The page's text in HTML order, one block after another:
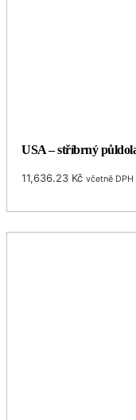
USA – stříbrný
11,636.23 Kč včetně DPH